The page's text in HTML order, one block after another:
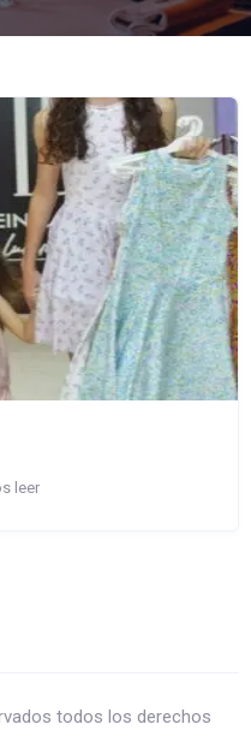
leer
todos los derechos